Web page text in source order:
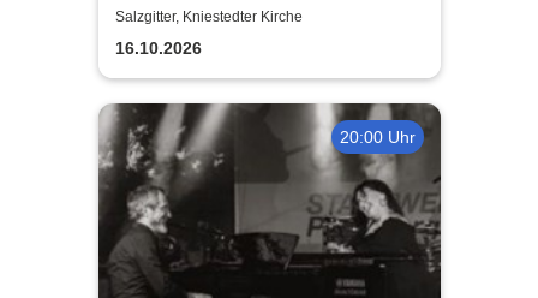
Salzgitter, Kniestedter Kirche
16.10.2026
20:00 Uhr